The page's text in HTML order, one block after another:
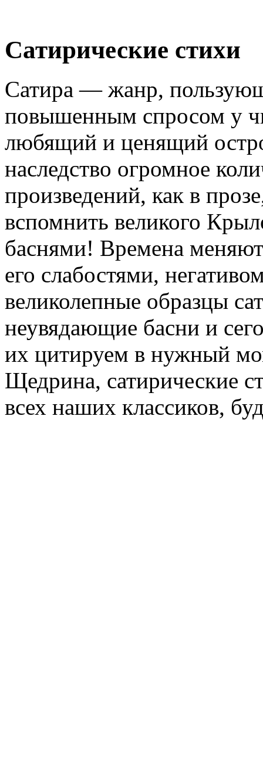
Сатирические стихи
Сатира — жанр,
повышенным спросом у
любящий и ценящий
наследство огромное
произведений, как в
вспомнить великого
баснями! Времена
его слабостями,
великолепные образцы
неувядающие басни и
их цитируем в нужный
Щедрина, сатирические
всех наших классиков,